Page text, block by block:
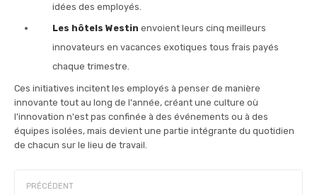
idées des employés.
Les hôtels Westin envoient leurs cinq meilleurs
innovateurs en vacances exotiques tous frais payés
chaque trimestre.
Ces initiatives incitent les employés à penser de manière
innovante tout au long de l'année, créant une culture où
l'innovation n'est pas confinée à des événements ou à des
équipes isolées, mais devient une partie intégrante du quotidien
de chacun sur le lieu de travail.
PRÉCÉDENT